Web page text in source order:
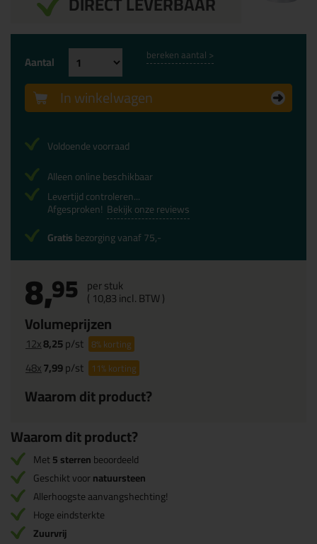
8,95 per stuk
( 10,83incl. BTW )
Volumeprijzen
12x8,25p/st 8%korting
48x7,99p/st 11%korting
Waarom dit product?
Aantal bereken aantal >
In winkelwagen
Voldoende voorraad
Alleen online beschikbaar
Levertijd controleren...
Afgesproken! Bekijk onze reviews
Gratisbezorging vanaf 75,-
Waarom dit product?
Met5 sterrenbeoordeeld
Geschikt voornatuursteen
Allerhoogste aanvangshechting!
Hoge eindsterkte
Zuurvrij